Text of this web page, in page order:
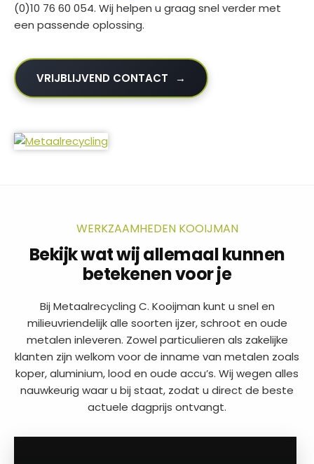
(0)10 76 60 054. Wij helpen u graag snel verder met
een passende oplossing.
VRIJBLIJVEND CONTACT
WERKZAAMHEDEN KOOIJMAN
Bekijk wat wij allemaal kunnen
betekenen voor je
Bij Metaalrecycling C. Kooijman kunt u snel en
milieuvriendelijk alle soorten ijzer, schroot en oude
metalen inleveren. Zowel particulieren als zakelijke
klanten zijn welkom voor de inname van metalen zoals
koper, aluminium, lood en oude accu’s. Wij wegen alles
nauwkeurig waar u bij staat, zodat u direct de beste
actuele dagprijs ontvangt.